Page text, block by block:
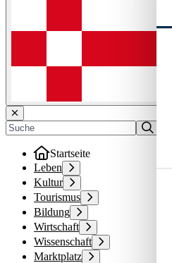
Startseite
Leben
Kultur
Tourismus
Bildung
Wirtschaft
Wissenschaft
Marktplatz